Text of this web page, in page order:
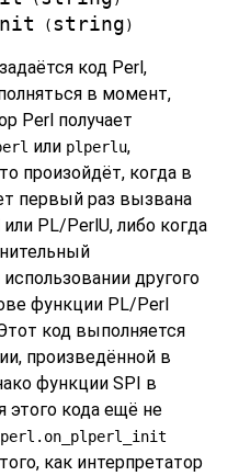
( string )
код Perl,
в момент,
Perl получает
или plperlu,
произойдёт, когда в
первый раз вызвана
PL/PerlU, либо когда
другого
функции PL/Perl
код выполняется
произведённой в
функции SPI в
этого кода ещё не
как интерпретатор